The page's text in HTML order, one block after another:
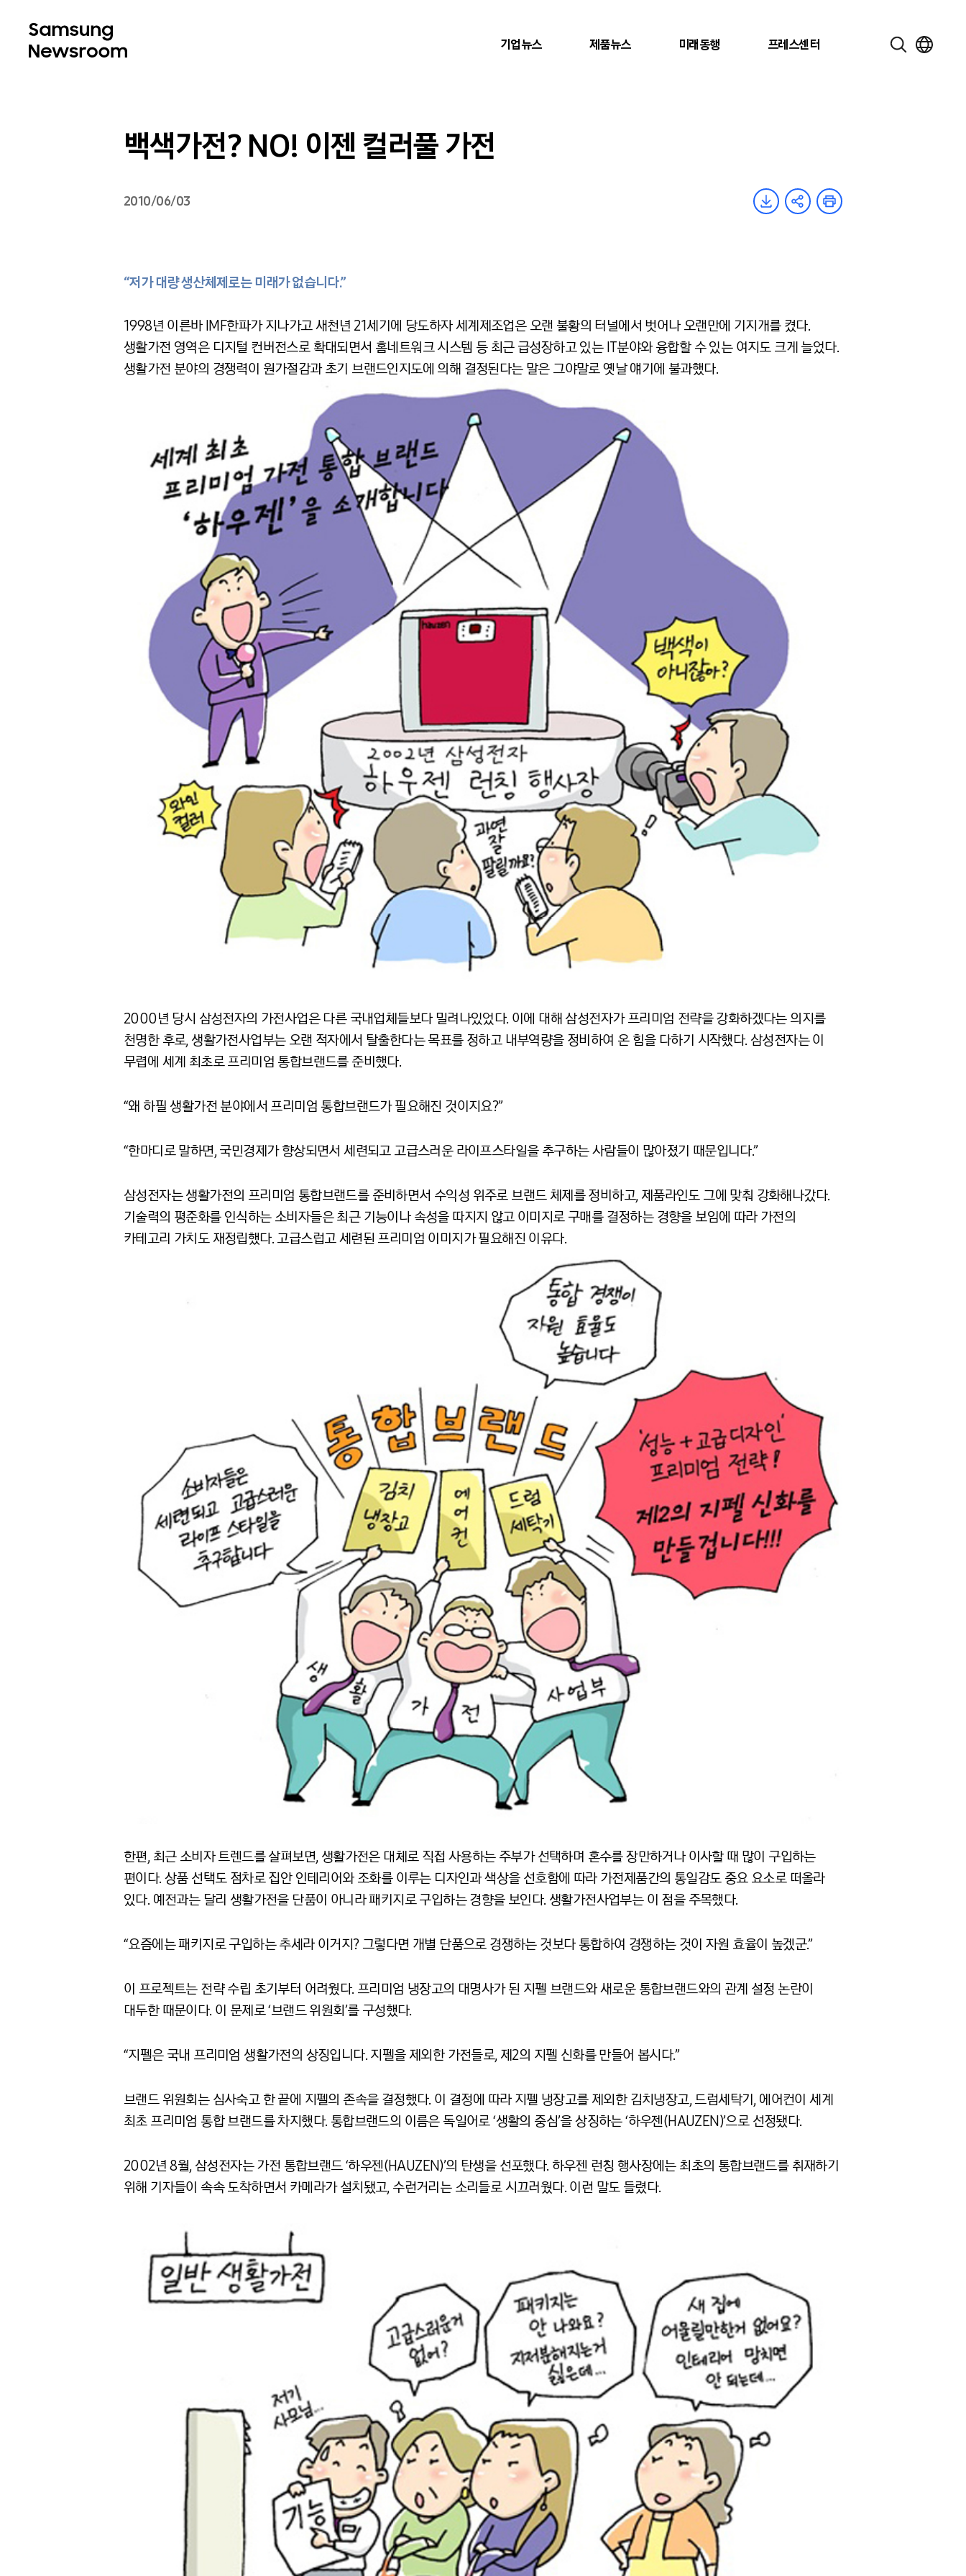
기업뉴스 제품뉴스 미래동행 프레스센터
백색가전? NO! 이젠 컬러풀 가전
2010/06/03
“저가 대량 생산체제로는 미래가 없습니다.”
1998년 이른바 IMF한파가 지나가고 새천년 21세기에 당도하자 세계제조업은 오랜 불황의 터널에서 벗어나 오랜만에 기지개를 켰다.
생활가전 영역은 디지털 컨버전스로 확대되면서 홈네트워크 시스템 등 최근 급성장하고 있는 IT분야와 융합할 수 있는 여지도 크게 늘었다.
생활가전 분야의 경쟁력이 원가절감과 초기 브랜드인지도에 의해 결정된다는 말은 그야말로 옛날 얘기에 불과했다.
2000년 당시 삼성전자의 가전사업은 다른 국내업체들보다 밀려나있었다. 이에 대해 삼성전자가 프리미엄 전략을 강화하겠다는 의지를
천명한 후로, 생활가전사업부는 오랜 적자에서 탈출한다는 목표를 정하고 내부역량을 정비하여 온 힘을 다하기 시작했다. 삼성전자는 이
무렵에 세계 최초로 프리미엄 통합브랜드를 준비했다.
“왜 하필 생활가전 분야에서 프리미엄 통합브랜드가 필요해진 것이지요?”
“한마디로 말하면, 국민경제가 향상되면서 세련되고 고급스러운 라이프스타일을 추구하는 사람들이 많아졌기 때문입니다.”
삼성전자는 생활가전의 프리미엄 통합브랜드를 준비하면서 수익성 위주로 브랜드 체제를 정비하고, 제품라인도 그에 맞춰 강화해나갔다.
기술력의 평준화를 인식하는 소비자들은 최근 기능이나 속성을 따지지 않고 이미지로 구매를 결정하는 경향을 보임에 따라 가전의
카테고리 가치도 재정립했다. 고급스럽고 세련된 프리미엄 이미지가 필요해진 이유다.
한편, 최근 소비자 트렌드를 살펴보면, 생활가전은 대체로 직접 사용하는 주부가 선택하며 혼수를 장만하거나 이사할 때 많이 구입하는
편이다. 상품 선택도 점차로 집안 인테리어와 조화를 이루는 디자인과 색상을 선호함에 따라 가전제품간의 통일감도 중요 요소로 떠올라
있다. 예전과는 달리 생활가전을 단품이 아니라 패키지로 구입하는 경향을 보인다. 생활가전사업부는 이 점을 주목했다.
“요즘에는 패키지로 구입하는 추세라 이거지? 그렇다면 개별 단품으로 경쟁하는 것보다 통합하여 경쟁하는 것이 자원 효율이 높겠군.”
이 프로젝트는 전략 수립 초기부터 어려웠다. 프리미엄 냉장고의 대명사가 된 지펠 브랜드와 새로운 통합브랜드와의 관계 설정 논란이
대두한 때문이다. 이 문제로 ‘브랜드 위원회’를 구성했다.
“지펠은 국내 프리미엄 생활가전의 상징입니다. 지펠을 제외한 가전들로, 제2의 지펠 신화를 만들어 봅시다.”
브랜드 위원회는 심사숙고 한 끝에 지펠의 존속을 결정했다. 이 결정에 따라 지펠 냉장고를 제외한 김치냉장고, 드럼세탁기, 에어컨이 세계
최초 프리미엄 통합 브랜드를 차지했다. 통합브랜드의 이름은 독일어로 ‘생활의 중심’을 상징하는 ‘하우젠(HAUZEN)’으로 선정됐다.
2002년 8월, 삼성전자는 가전 통합브랜드 ‘하우젠(HAUZEN)’의 탄생을 선포했다. 하우젠 런칭 행사장에는 최초의 통합브랜드를 취재하기
위해 기자들이 속속 도착하면서 카메라가 설치됐고, 수런거리는 소리들로 시끄러웠다. 이런 말도 들렸다.